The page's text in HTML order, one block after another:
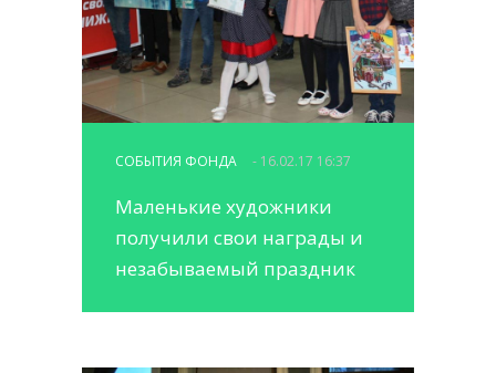
СОБЫТИЯ ФОНДА - 16.02.17 16:37
Маленькие художники
получили свои награды и
незабываемый праздник